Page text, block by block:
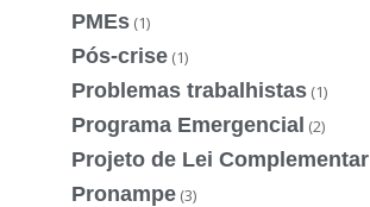
PMEs (1)
Pós-crise (1)
Problemas trabalhistas (1)
Programa Emergencial (2)
Projeto de Lei Complementar
Pronampe (3)